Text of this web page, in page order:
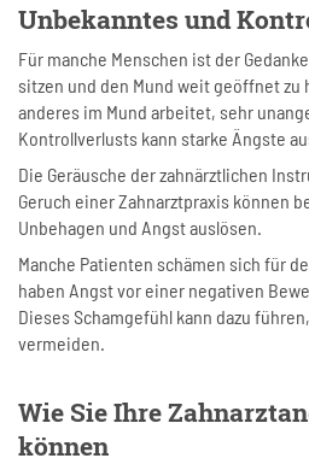
Unbekanntes und
Für manche Menschen ist der
sitzen und den Mund weit geöffnet zu
anderes im Mund arbeitet, sehr
Kontrollverlusts kann starke Ängste
Die Geräusche der zahnärztlichen
Geruch einer Zahnarztpraxis können
Unbehagen und Angst auslösen.
Manche Patienten schämen sich für
haben Angst vor einer negativen
Dieses Schamgefühl kann dazu
vermeiden.
Wie Sie Ihre
können